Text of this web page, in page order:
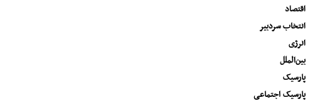
اقتصاد
انتخاب سردبیر
انرژی
بین‌الملل
پارسیک
پارسیک اجتماعی